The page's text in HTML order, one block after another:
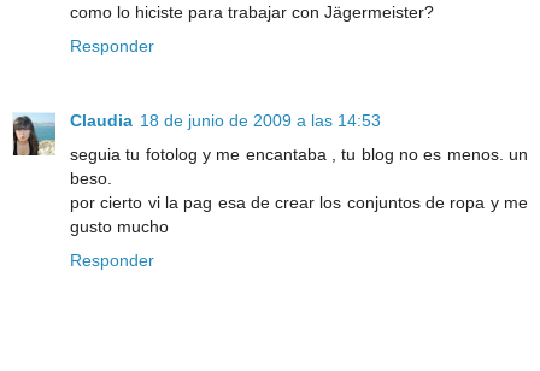
como lo hiciste para trabajar con Jägermeister?
Responder
Claudia 18 de junio de 2009 a las 14:53
seguia tu fotolog y me encantaba , tu blog no es menos. un
beso.
por cierto vi la pag esa de crear los conjuntos de ropa y me
gusto mucho
Responder